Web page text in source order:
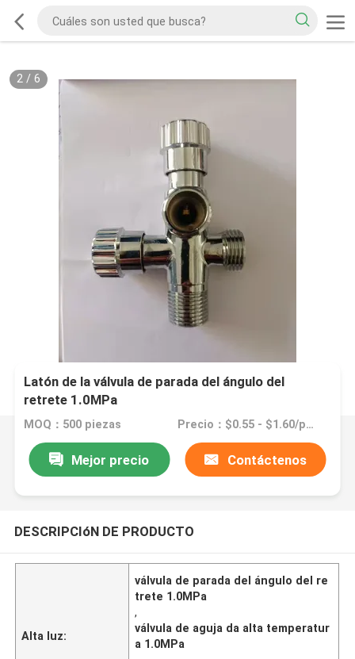
2/ 6
Latón de la válvula de parada del ángulo del
retrete 1.0MPa
MOQ：500 piezas Precio：$0.55 - $1.60/pieces
Mejor precio Contáctenos
DESCRIPCIóN DE PRODUCTO
Alta luz:
válvula de parada del ángulo del re
trete 1.0MPa
,
válvula de aguja da alta temperatur
a 1.0MPa